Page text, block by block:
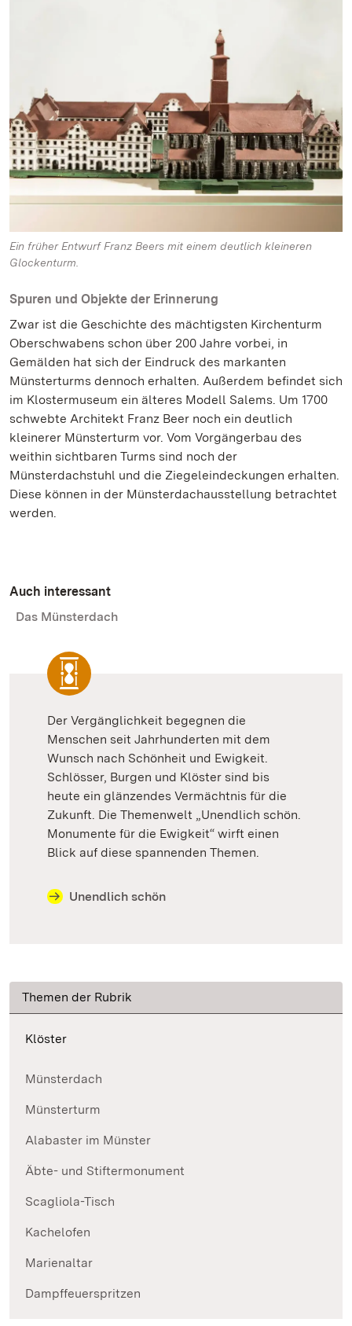
Ein früher Entwurf Franz Beers mit einem deutlich kleineren
Glockenturm.
Spuren und Objekte der Erinnerung
Zwar ist die Geschichte des mächtigsten Kirchenturm
Oberschwabens schon über 200 Jahre vorbei, in
Gemälden hat sich der Eindruck des markanten
Münsterturms dennoch erhalten. Außerdem befindet sich
im Klostermuseum ein älteres Modell Salems. Um 1700
schwebte Architekt Franz Beer noch ein deutlich
kleinerer Münsterturm vor. Vom Vorgängerbau des
weithin sichtbaren Turms sind noch der
Münsterdachstuhl und die Ziegeleindeckungen erhalten.
Diese können in der Münsterdachausstellung betrachtet
werden.
Auch interessant
Das Münsterdach
Der Vergänglichkeit begegnen die
Menschen seit Jahrhunderten mit dem
Wunsch nach Schönheit und Ewigkeit.
Schlösser, Burgen und Klöster sind bis
heute ein glänzendes Vermächtnis für die
Zukunft. Die Themenwelt „Unendlich schön.
Monumente für die Ewigkeit“ wirft einen
Blick auf diese spannenden Themen.
Unendlich schön
Themen der Rubrik
Klöster
Münsterdach
Münsterturm
Alabaster im Münster
Äbte- und Stiftermonument
Scagliola-Tisch
Kachelofen
Marienaltar
Dampffeuerspritzen